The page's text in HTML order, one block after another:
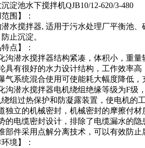
范围】：
水搅拌器, 适用于污水处理厂平衡池
止沉淀。
特点】：
沟潜水搅拌器结构紧凑，体积小，重
具有很好的水力设计结构，工作效率
气系统混合使用可使能耗大幅度降低，
沟潜水搅拌器电机绕组绝缘等级为F级
组过热保护和防凝露装置，使电机的
独立的机械密封，机械密封的摩擦付材
的电缆密封设计，排除了电缆漏水的隐
部件采用点解分离技术，可以有效防止
环境】：